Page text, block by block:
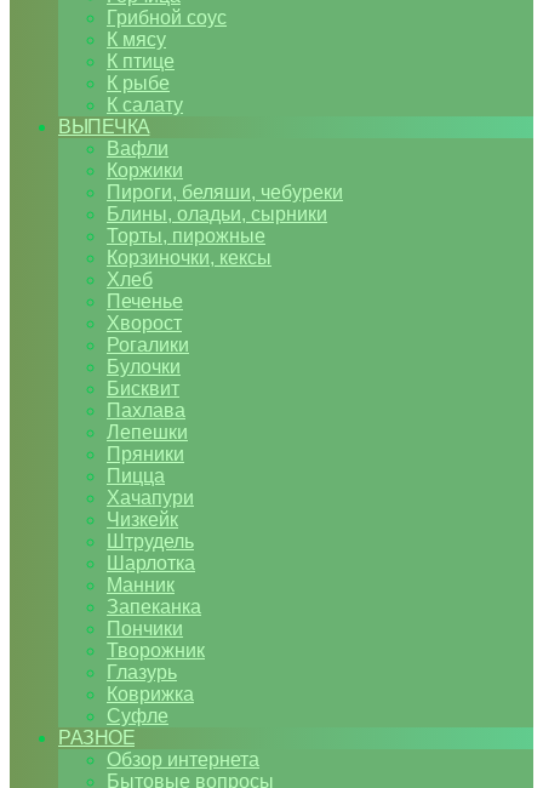
Грибной соус
К мясу
К птице
К рыбе
К салату
ВЫПЕЧКА
Вафли
Коржики
Пироги, беляши, чебуреки
Блины, оладьи, сырники
Торты, пирожные
Корзиночки, кексы
Хлеб
Печенье
Хворост
Рогалики
Булочки
Бисквит
Пахлава
Лепешки
Пряники
Пицца
Хачапури
Чизкейк
Штрудель
Шарлотка
Манник
Запеканка
Пончики
Творожник
Глазурь
Коврижка
Суфле
РАЗНОЕ
Обзор интернета
Бытовые вопросы